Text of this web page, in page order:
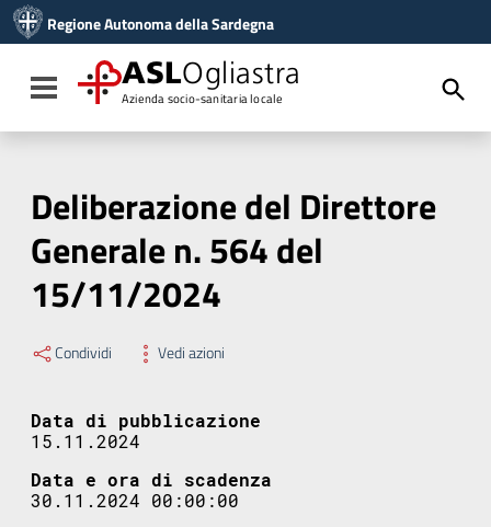
Vai al menu di navigazione
Vai al footer
Regione Autonoma della Sardegna
Toggle navigation
ASLOgliastra
Azienda socio-sanitaria locale
Deliberazione del Direttore
Generale n. 564 del
15/11/2024
Condividi Vedi azioni
Data di pubblicazione
15.11.2024
Data e ora di scadenza
30.11.2024 00:00:00